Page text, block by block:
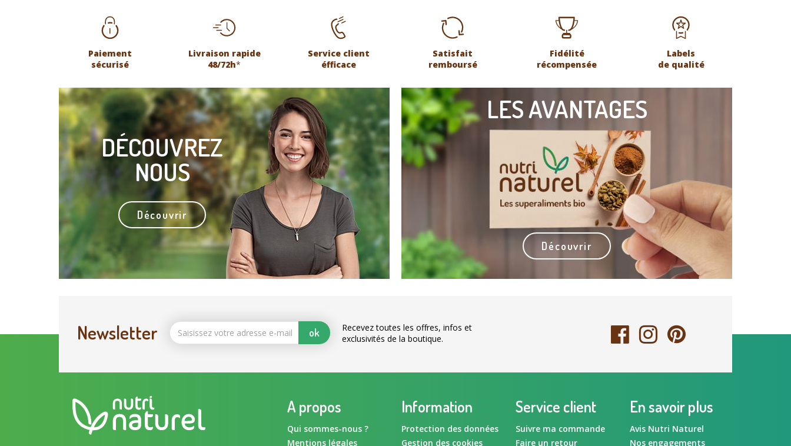
Paiement
sécurisé
Livraison rapide
48/72h*
Service client
éfficace
Satisfait
remboursé
Fidélité
récompensée
Labels
de qualité
DÉCOUVREZ
NOUS
Découvrir
LES AVANTAGES
Découvrir
Newsletter ok
Recevez toutes les offres, infos et
exclusivités de la boutique.
A propos
Qui sommes-nous ?
Mentions légales
Information
Protection des données
Gestion des cookies
Service client
Suivre ma commande
Faire un retour
En savoir plus
Avis Nutri Naturel
Nos engagements